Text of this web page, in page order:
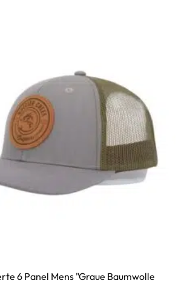
6 Panel Mens "graue Baumwolle